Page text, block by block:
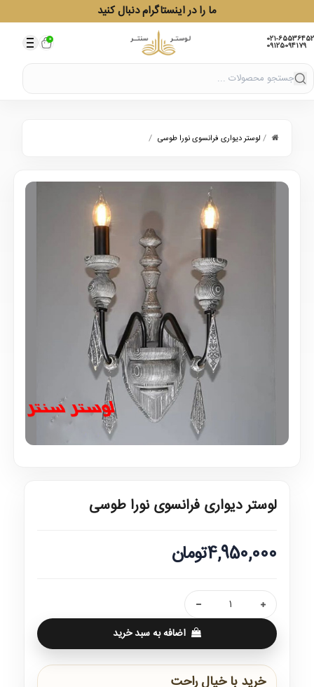
ما را در اینستاگرام دنبال کنید
021-65536452
09125094179
0
/ لوستر دیواری فرانسوی نورا طوسی /
لوستر دیواری فرانسوی نورا طوسی
4,950,000تومان
اضافه به سبد خرید
خرید با خیال راحت